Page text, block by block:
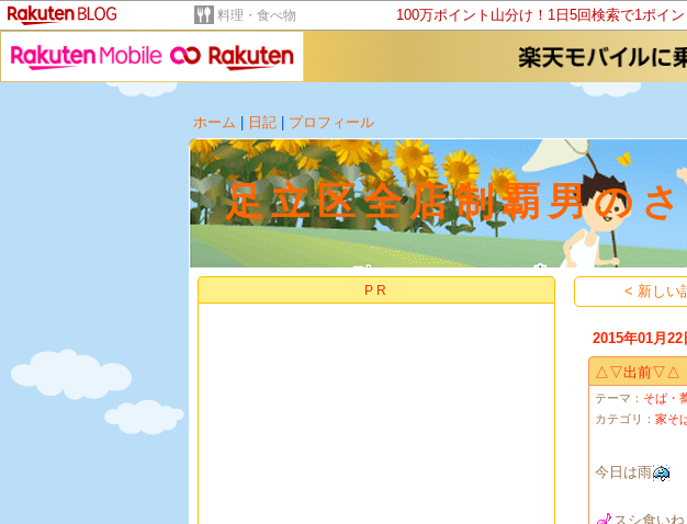
料理・食べ物 100万ポイント山分け！1日5回検索で1ポイ
ホーム 日記 プロフィール
足立区全店制覇男の
PR < 新しい
2015年01月22
△▽出前▽△
テーマ： そば・
カテゴリ：家そ
今日は雨
スシ食い